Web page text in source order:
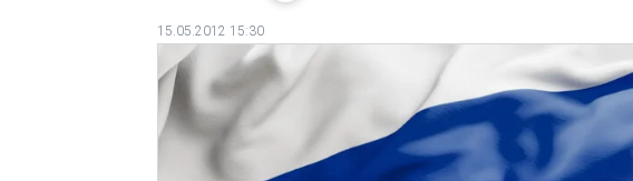
15.05.2012 15:30